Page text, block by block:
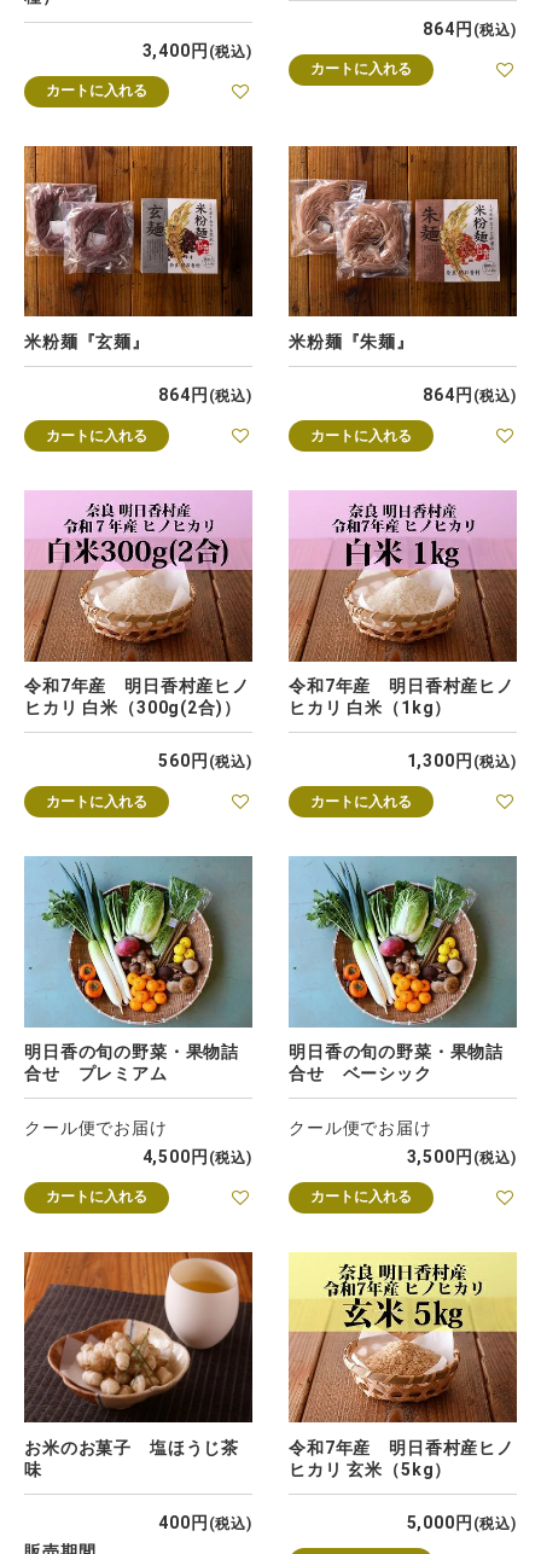
3,400 税込
カートに入れる
864 税込
カートに入れる
米粉麺『玄麺』
864 税込
カートに入れる
米粉麺『朱麺』
864 税込
カートに入れる
令和7年産 明日香村産ヒノ
ヒカリ 白米（300g(2合)）
560 税込
カートに入れる
令和7年産 明日香村産ヒノ
ヒカリ 白米（1kg）
1,300 税込
カートに入れる
明日香の旬の野菜・果物詰
合せ プレミアム
クール便でお届け
4,500
税込
カートに入れる
明日香の旬の野菜・果物詰
合せ ベーシック
クール便でお届け
3,500
税込
カートに入れる
お米のお菓子 塩ほうじ茶
味
400 税込
令和7年産 明日香村産ヒノ
ヒカリ 玄米（5kg）
5,000 税込